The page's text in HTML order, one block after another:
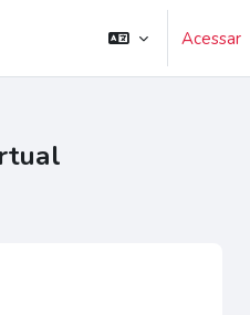
Acessar